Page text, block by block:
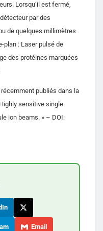
Lorsqu’il est fermé,
par des
de quelques millimètres
plan : Laser pulsé de
des protéines marquées
publiés dans la
sensitive single
ion beams. » – DOI:
Email